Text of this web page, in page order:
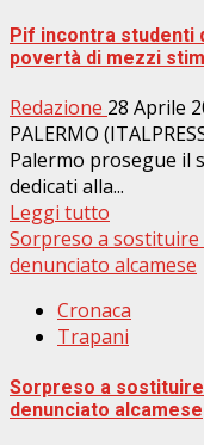
Pif incontra studenti
povertà di mezzi
Redazione 28 Aprile
PALERMO
Palermo prosegue il
dedicati alla...
Leggi tutto
Sorpreso a
denunciato alcamese
Cronaca
Trapani
Sorpreso a
denunciato alcamese